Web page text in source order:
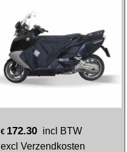
€ 172.30 incl BTW
excl Verzendkosten